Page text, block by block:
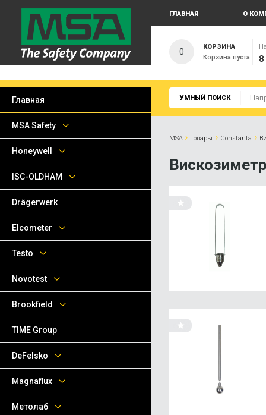
ГЛАВНАЯ О
0
КОРЗИНА
Корзина пуста
УМНЫЙ ПОИСК
MSA › Товары › Сonstanta ›
Главная
MSA Safety
Honeywell
ISC-OLDHAM
Drägerwerk
Elcometer
Testo
Novotest
Brookfield
TIME Group
DeFelsko
Magnaflux
Метолаб